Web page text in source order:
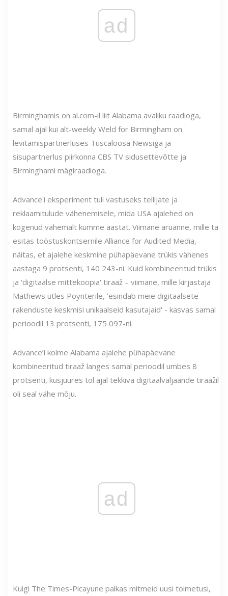
ad
Birminghamis on al.com-il liit Alabama avaliku raadioga,
samal ajal kui alt-weekly Weld for Birmingham on
levitamispartnerluses Tuscaloosa Newsiga ja
sisupartnerlus piirkonna CBS TV sidusettevõtte ja
Birminghami mägiraadioga.
Advance'i eksperiment tuli vastuseks tellijate ja
reklaamitulude vähenemisele, mida USA ajalehed on
kogenud vähemalt kümme aastat. Viimane aruanne, mille ta
esitas tööstuskontsernile Alliance for Audited Media,
näitas, et ajalehe keskmine pühapäevane trükis vähenes
aastaga 9 protsenti, 140 243-ni. Kuid kombineeritud trükis
ja 'digitaalse mittekoopia' tiraaž – viimane, mille kirjastaja
Mathews ütles Poynterile, 'esindab meie digitaalsete
rakenduste keskmisi unikaalseid kasutajaid' - kasvas samal
perioodil 13 protsenti, 175 097-ni.
Advance’i kolme Alabama ajalehe pühapäevane
kombineeritud tiraaž langes samal perioodil umbes 8
protsenti, kusjuures tol ajal tekkiva digitaalväljaande tiraažil
oli seal vähe mõju.
ad
Kuigi The Times-Picayune palkas mitmeid uusi toimetusi,